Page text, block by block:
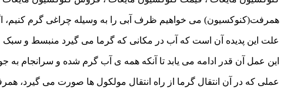
همرفت(کنوکسیون) می خواهیم ظرف آبی را به وسیله چراغی گرم
علت این پدیده آن است که آب در مکانی که گرما می گیرد منبسط و
این عمل آن قدر ادامه می یابد تا آنکه همه ی آب گرم شده و سرانجام به
عملی که در آن انتقال گرما از راه انتقال مولکول ها صورت می گیرد،